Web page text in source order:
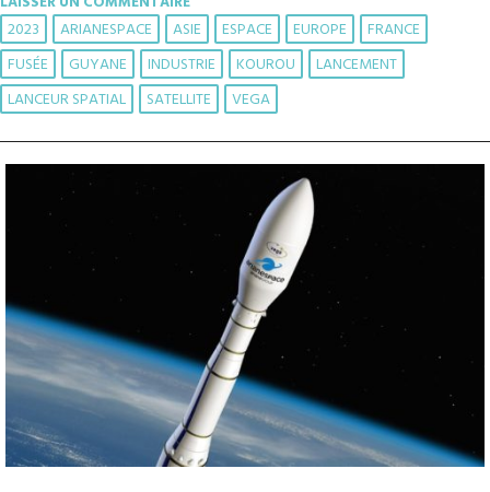
2023 ARIANESPACE ASIE ESPACE EUROPE
FRANCE
FUSÉE
GUYANE INDUSTRIE KOUROU
LANCEMENT
LANCEUR SPATIAL
SATELLITE VEGA